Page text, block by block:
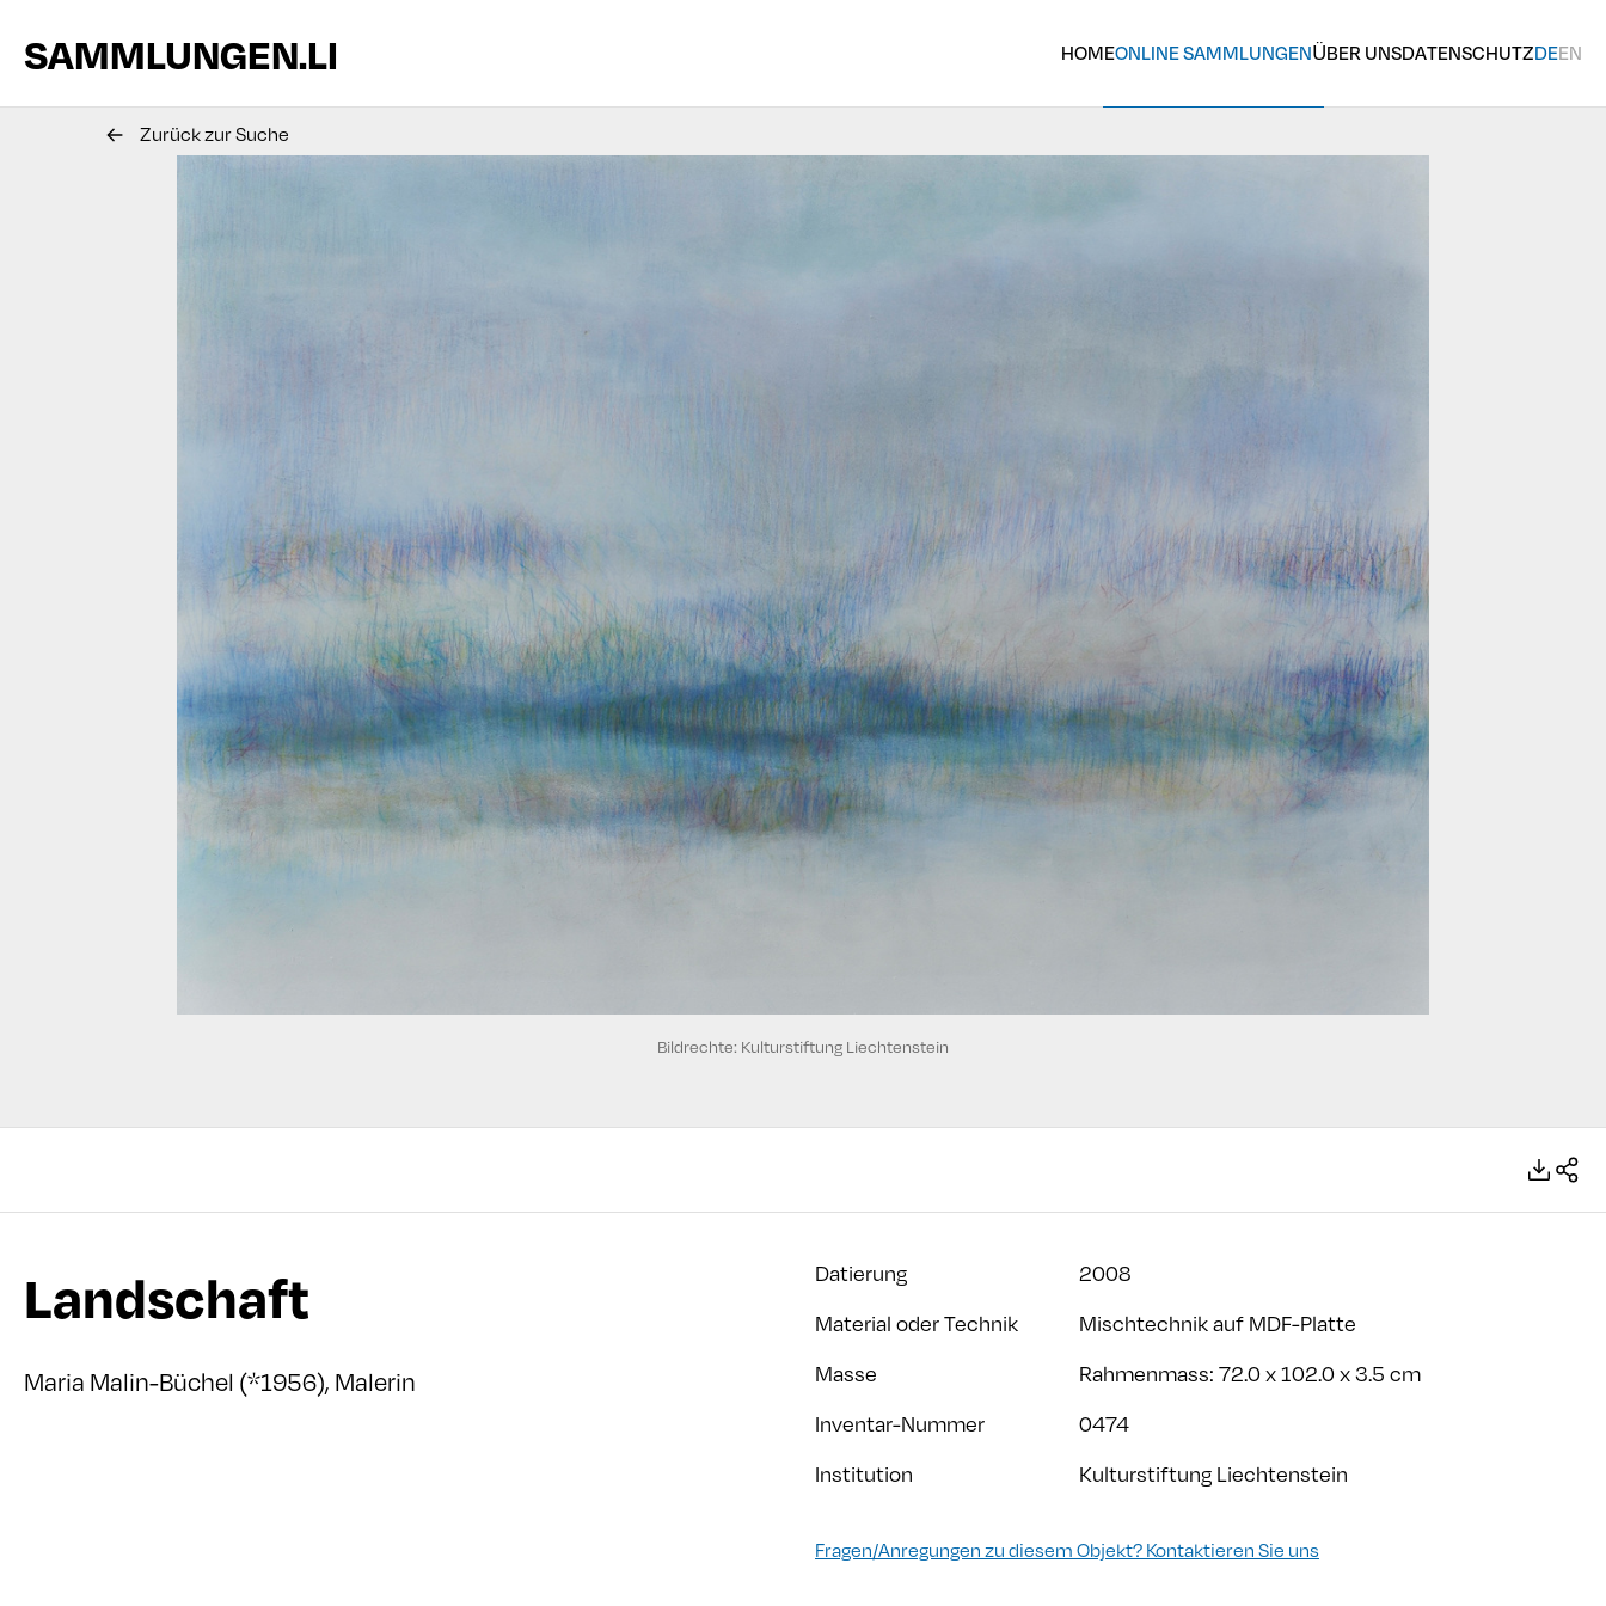
SAMMLUNGEN.LI HOMEONLINE SAMMLUNGENÜBER UNSDATENSCHUTZDEEN
Bildrechte: Kulturstiftung Liechtenstein
Zurück zur Suche
Landschaft
Maria Malin-Büchel (*1956), Malerin
Datierung
2008
Material oder Technik
Mischtechnik auf MDF-Platte
Masse
Rahmenmass: 72.0 x 102.0 x 3.5 cm
Inventar-Nummer
0474
Institution
Kulturstiftung Liechtenstein
Fragen/Anregungen zu diesem Objekt? Kontaktieren Sie uns